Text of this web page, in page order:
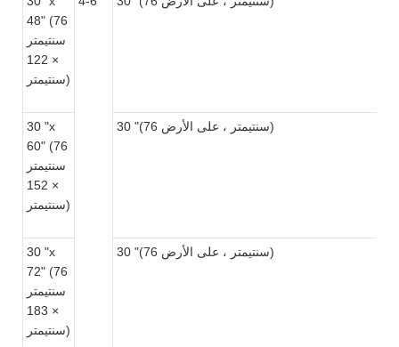
48" (76
سنتيمتر
× 122
سنتيمتر)
30 "x
60" (76
سنتيمتر
× 152
سنتيمتر)
30 "(76 سنتيمتر ، على الأرض)
30 "x
72" (76
سنتيمتر
× 183
سنتيمتر)
30 "(76 سنتيمتر ، على الأرض)